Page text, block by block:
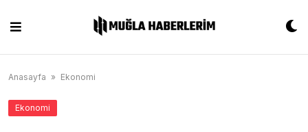
content
Anasayfa » Ekonomi
Ekonomi